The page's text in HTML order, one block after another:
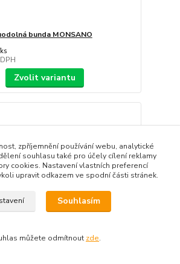
bunda MONSANO
ks
Zvolit variantu
zpříjemnění používání webu, analytické
souhlasu také pro účely cílení reklamy
cookies. Nastavení vlastních preferencí
upravit odkazem ve spodní části stránek.
Souhlasím
můžete odmítnout zde.